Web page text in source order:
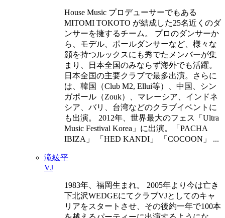
House Music プロデューサーでもある
MITOMI TOKOTO が結成した25名近くのダ
ンサーを擁するチーム。 プロのダンサーか
ら、モデル、ポールダンサーなど、様々な
顔を持つルックスにも秀でたメンバーが集
まり、日本全国のみならず海外でも活躍。
日本全国の主要クラブで最多出演。さらに
は、韓国（Club M2, Ellui等）、中国、シン
ガポール（Zouk）、マレーシア、インドネ
シア、バリ、台湾などのクラブイベントに
も出演。 2012年、世界最大のフェス「Ultra
Music Festival Korea」に出演。「PACHA
IBIZA」 「HED KANDI」 「COCOON」 ...
滝紘平
VJ
1983年、福岡生まれ。 2005年より今は亡き
下北沢WEDGEにてクラブVJとしてのキャ
リアをスタートさせ、その後約一年で100本